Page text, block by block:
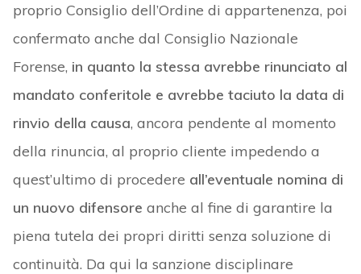
proprio Consiglio dell’Ordine di appartenenza, poi
confermato anche dal Consiglio Nazionale
Forense, in quanto la stessa avrebbe rinunciato al
mandato conferitole e avrebbe taciuto la data di
rinvio della causa, ancora pendente al momento
della rinuncia, al proprio cliente impedendo a
quest’ultimo di procedere all’eventuale nomina di
un nuovo difensore anche al fine di garantire la
piena tutela dei propri diritti senza soluzione di
continuità. Da qui la sanzione disciplinare